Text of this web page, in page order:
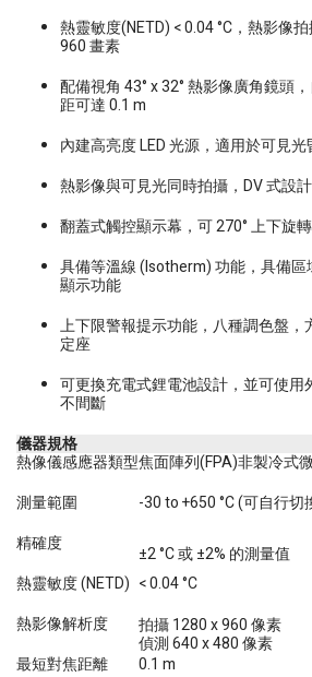
熱靈敏度(NETD) < 0.04 °C，熱影像
960 畫素
配備視角 43° x 32° 熱影像廣角鏡頭
距可達 0.1 m
內建高亮度 LED 光源，適用於可見
熱影像與可見光同時拍攝，DV 式設
翻蓋式觸控顯示幕，可 270° 上下旋
具備等溫線 (Isotherm) 功能，具備
顯示功能
上下限警報提示功能，八種調色盤，
定座
可更換充電式鋰電池設計，並可使
不間斷
儀器規格
熱像儀感應器類型焦面陣列(FPA)非製冷式
測量範圍
-30 to +650 °C (可自行切
精確度
±2 °C 或 ±2% 的測量值
熱靈敏度 (NETD) < 0.04 °C
熱影像解析度
拍攝 1280 x 960 像素
偵測 640 x 480 像素
最短對焦距離
0.1 m